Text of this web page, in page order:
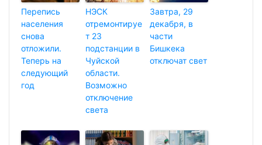
Перепись
населения
снова
отложили.
Теперь на
следующий
год
НЭСК
отремонтируе
т 23
подстанции в
Чуйской
области.
Возможно
отключение
света
Завтра, 29
декабря, в
части
Бишкека
отключат свет